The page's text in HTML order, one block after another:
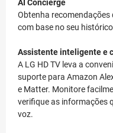
AI Concierge
Obtenha
com base no seu
Assistente inteligente e
A LG HD TV leva a
suporte para Amazon
e Matter. Monitore
verifique as informações
voz.